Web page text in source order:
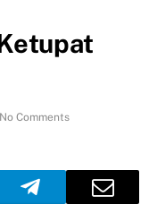
No Comments